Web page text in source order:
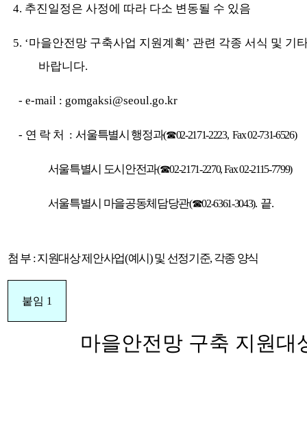
4. 추진일정은 사정에 따라 다소 변동될 수 있음
5. ‘마을안전망 구축사업 지원계획’ 관련 각종 서식 및
바랍니다.
- e-mail : gomgaksi@seoul.go.kr
- 연락처 : 서울특별시 행정과(☎02-2171-2223, Fax 02-731-6526)
서울특별시 도시안전과(☎02-2171-2270, Fax 02-2115-7799)
서울특별시 마을공동체담당관(☎02-6361-3043). 끝.
첨 부 : 지원대상 제안사업(예시) 및 선정기준, 각종 양식
붙임 1
마을안전망 구축 지원대